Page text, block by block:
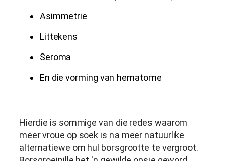
Asimmetrie
Littekens
Seroma
En die vorming van hematome
Hierdie is sommige van die redes waarom
meer vroue op soek is na meer natuurlike
alternatiewe om hul borsgrootte te vergroot.